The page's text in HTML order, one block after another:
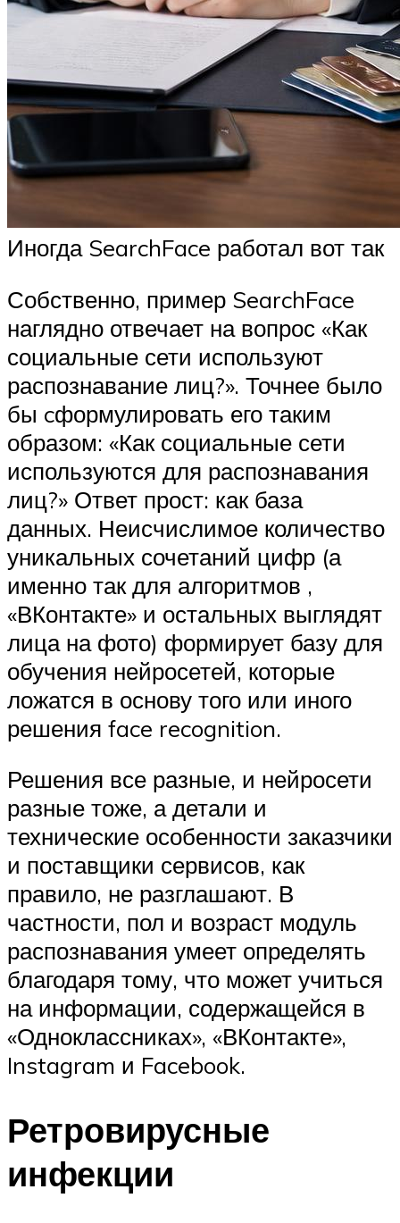
Иногда SearchFace работал вот так
Собственно, пример SearchFace
наглядно отвечает на вопрос «Как
социальные сети используют
распознавание лиц?». Точнее было
бы cформулировать его таким
образом: «Как социальные сети
используются для распознавания
лиц?» Ответ прост: как база
данных. Неисчислимое количество
уникальных сочетаний цифр (а
именно так для алгоритмов ,
«ВКонтакте» и остальных выглядят
лица на фото) формирует базу для
обучения нейросетей, которые
ложатся в основу того или иного
решения face recognition.
Решения все разные, и нейросети
разные тоже, а детали и
технические особенности заказчики
и поставщики сервисов, как
правило, не разглашают. В
частности, пол и возраст модуль
распознавания умеет определять
благодаря тому, что может учиться
на информации, содержащейся в
«Одноклассниках», «ВКонтакте»,
Instagram и Facebook.
Ретровирусные
инфекции